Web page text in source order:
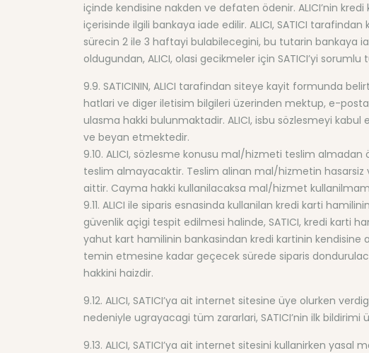
içinde kendisine nakden ve defaten ödenir. ALICI’nin
içerisinde ilgili bankaya iade edilir. ALICI, SATICI
sürecin 2 ile 3 haftayi bulabilecegini, bu tutarin bankaya
oldugundan, ALICI, olasi gecikmeler için SATICI’yi
9.9. SATICININ, ALICI tarafindan siteye kayit formunda
hatlari ve diger iletisim bilgileri üzerinden mektup, e-
ulasma hakki bulunmaktadir. ALICI, isbu sözlesmeyi
ve beyan etmektedir.
9.10. ALICI, sözlesme konusu mal/hizmeti teslim
teslim almayacaktir. Teslim alinan mal/hizmetin hasarsiz
aittir. Cayma hakki kullanilacaksa mal/hizmet
9.11. ALICI ile siparis esnasinda kullanilan kredi karti
güvenlik açigi tespit edilmesi halinde, SATICI, kredi karti
yahut kart hamilinin bankasindan kredi kartinin kendisine
temin etmesine kadar geçecek sürede siparis
hakkini haizdir.
9.12. ALICI, SATICI’ya ait internet sitesine üye olurken
nedeniyle ugrayacagi tüm zararlari, SATICI’nin ilk
9.13. ALICI, SATICI’ya ait internet sitesini kullanirken